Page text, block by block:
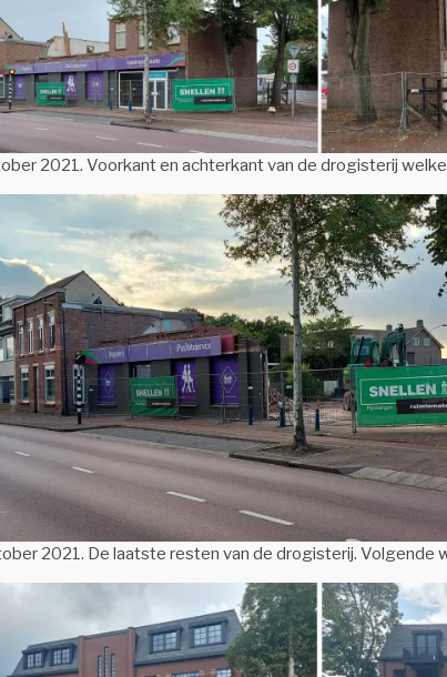
2021. Voorkant en achterkant van de drogisterij
2021. De laatste resten van de drogisterij. Volgende